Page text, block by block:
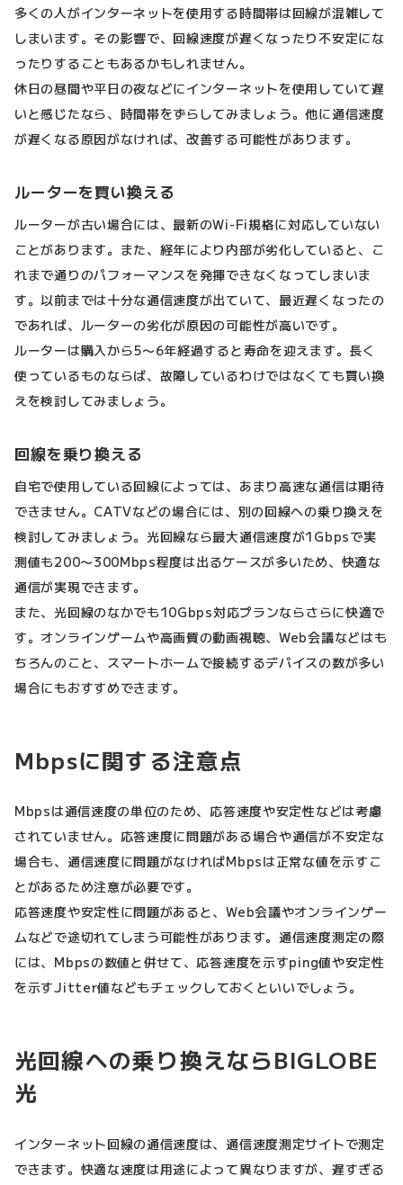
多くの人がインターネットを使用する時間帯は回線が混雑して
しまいます。その影響で、回線速度が遅くなったり不安定にな
ったりすることもあるかもしれません。
休日の昼間や平日の夜などにインターネットを使用していて遅
いと感じたなら、時間帯をずらしてみましょう。他に通信速度
が遅くなる原因がなければ、改善する可能性があります。
ルーターを買い換える
ルーターが古い場合には、最新のWi-Fi規格に対応していない
ことがあります。また、経年により内部が劣化していると、こ
れまで通りのパフォーマンスを発揮できなくなってしまいま
す。以前までは十分な通信速度が出ていて、最近遅くなったの
であれば、ルーターの劣化が原因の可能性が高いです。
ルーターは購入から5〜6年経過すると寿命を迎えます。長く
使っているものならば、故障しているわけではなくても買い換
えを検討してみましょう。
回線を乗り換える
自宅で使用している回線によっては、あまり高速な通信は期待
できません。CATVなどの場合には、別の回線への乗り換えを
検討してみましょう。光回線なら最大通信速度が1Gbpsで実
測値も200〜300Mbps程度は出るケースが多いため、快適な
通信が実現できます。
また、光回線のなかでも10Gbps対応プランならさらに快適で
す。オンラインゲームや高画質の動画視聴、Web会議などはも
ちろんのこと、スマートホームで接続するデバイスの数が多い
場合にもおすすめできます。
Mbpsに関する注意点
Mbpsは通信速度の単位のため、応答速度や安定性などは考慮
されていません。応答速度に問題がある場合や通信が不安定な
場合も、通信速度に問題がなければMbpsは正常な値を示すこ
とがあるため注意が必要です。
応答速度や安定性に問題があると、Web会議やオンラインゲー
ムなどで途切れてしまう可能性があります。通信速度測定の際
には、Mbpsの数値と併せて、応答速度を示すping値や安定性
を示すJitter値などもチェックしておくといいでしょう。
光回線への乗り換えならBIGLOBE
光
インターネット回線の通信速度は、通信速度測定サイトで測定
できます。快適な速度は用途によって異なりますが、遅すぎる